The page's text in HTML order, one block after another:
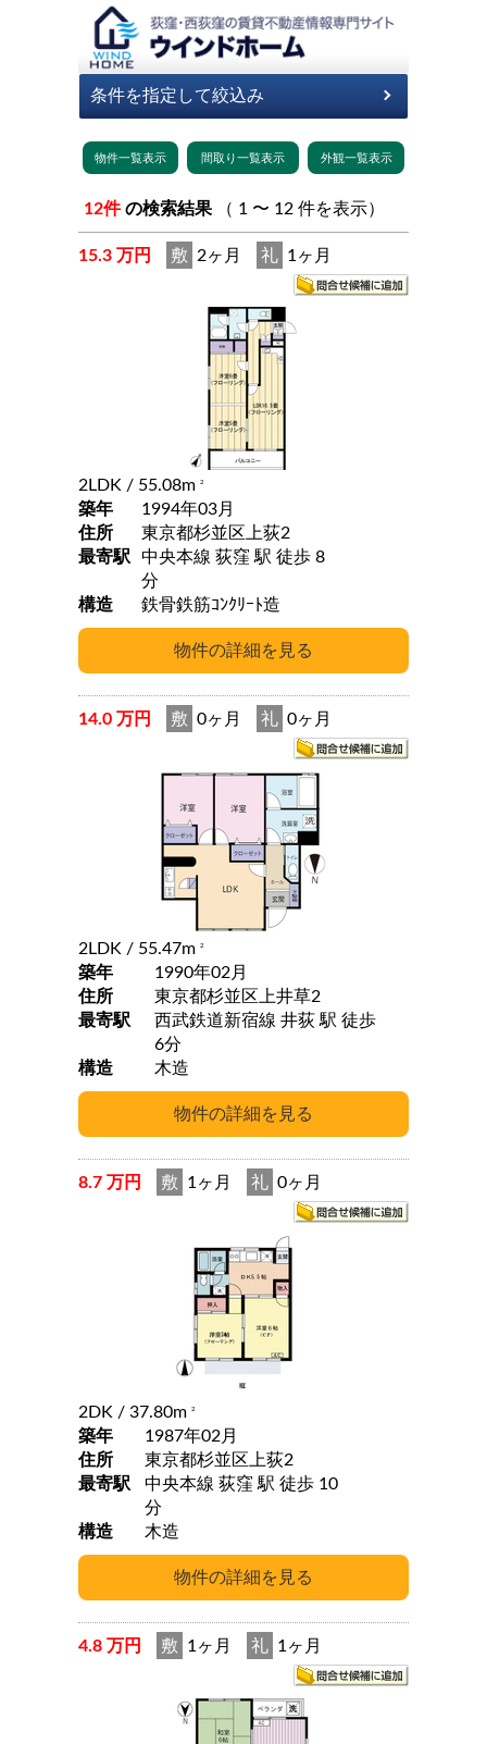
12件 の検索結果 （ 1 〜 12 件を表示）
15.3 万円 敷 2ヶ月 礼 1ヶ月
2LDK / 55.08m 2
築年
1994年03月
住所
東京都杉並区上荻2
最寄駅
中央本線 荻窪 駅 徒歩 8
分
構造
鉄骨鉄筋ｺﾝｸﾘｰﾄ造
14.0 万円 敷 0ヶ月 礼 0ヶ月
2LDK / 55.47m 2
築年
1990年02月
住所
東京都杉並区上井草2
最寄駅
西武鉄道新宿線 井荻 駅 徒歩
6分
構造
木造
8.7 万円 敷 1ヶ月 礼 0ヶ月
2DK / 37.80m 2
築年
1987年02月
住所
東京都杉並区上荻2
最寄駅
中央本線 荻窪 駅 徒歩 10
分
構造
木造
4.8 万円 敷 1ヶ月 礼 1ヶ月